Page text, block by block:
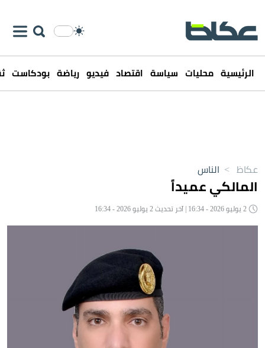
الرئيسية محليات سياسة اقتصاد فيديو رياضة بودكاست
عكاظ > الناس
المالكي عميداً